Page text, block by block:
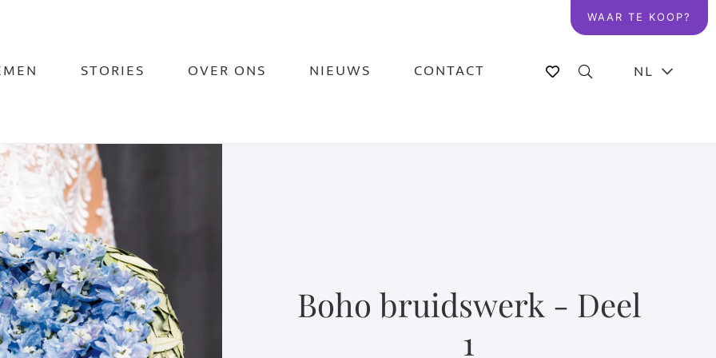
STORIES OVER ONS NIEUWS CONTACT NL
WAAR TE KOOP?
Boho bruidswerk - Deel
1